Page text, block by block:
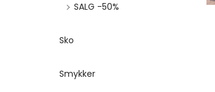
SALG -50%
Sko
Smykker